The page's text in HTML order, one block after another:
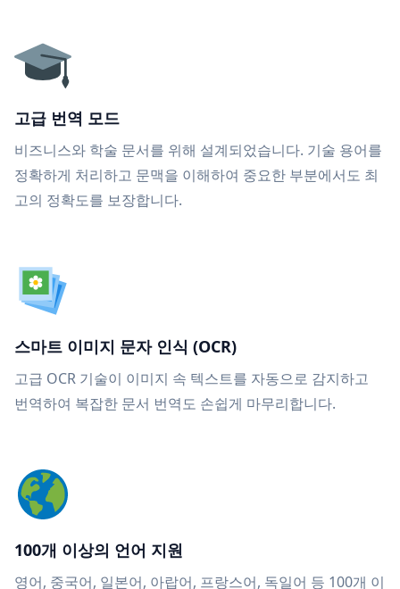
고급 번역 모드
비즈니스와 학술 문서를 위해 설계되었습니다. 기술 용어를
정확하게 처리하고 문맥을 이해하여 중요한 부분에서도 최
고의 정확도를 보장합니다.
스마트 이미지 문자 인식 (OCR)
고급 OCR 기술이 이미지 속 텍스트를 자동으로 감지하고
번역하여 복잡한 문서 번역도 손쉽게 마무리합니다.
100개 이상의 언어 지원
영어, 중국어, 일본어, 아랍어, 프랑스어, 독일어 등 100개 이